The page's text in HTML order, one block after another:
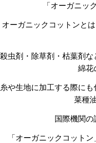
「オーガニッ
オーガニックコットンと
殺虫剤・除草剤・枯葉剤
綿花
糸や生地に加工する際にも
菜種
国際機関の
「オーガニックコット